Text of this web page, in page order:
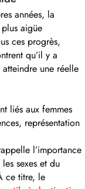
années, la
aigüe
ces progrès,
qu’il y a
une réelle
liés aux femmes
représentation
l’importance
sexes et du
ce titre, le